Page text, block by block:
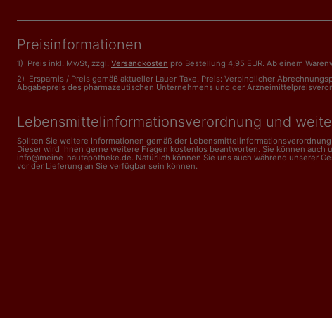
Preisinformationen
1) Preis inkl. MwSt, zzgl. Versandkosten pro Bestellung 4,95 EUR. Ab einem
2) Ersparnis / Preis gemäß aktueller Lauer-Taxe. Preis: Verbindlicher
Abgabepreis des pharmazeutischen Unternehmens und der
Lebensmittelinformations­verordnung und
Sollten Sie weitere Informationen gemäß der
Dieser wird Ihnen gerne weitere Fragen kostenlos beantworten. Sie können
info@meine-hautapotheke.de. Natürlich können Sie uns auch während unserer
vor der Lieferung an Sie verfügbar sein können.